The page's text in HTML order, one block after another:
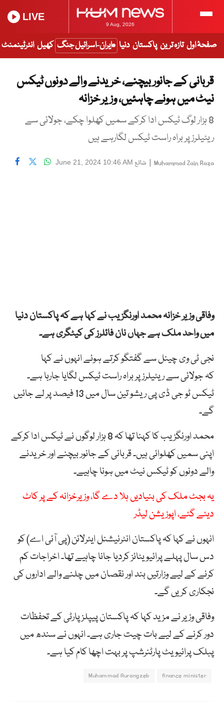
9 Aug, 2026
LIVE
صفحۂ اول تازہ ترین پاکستان دنیا ایران-اسرائیل جنگ کھیل انٹرٹینمنٹ
قربانی کے جانور بیچنے، خریدنے والے دونوں ٹیکس
نیٹ میں ہونے چاہئیں، وزیر خزانہ
8 ہزار لوگ ٹیکس ادا کرکے سمیں کھلوا چکے، جولائی سے
ریٹیلرز پر براہ راست ٹیکس لگارہے ہیں
Muhammad Zain Raza
| شائع June 21, 2024 10:46 AM
وفاقی وزیر خزانہ محمد اورنگزیب نے کہا ہے کہ پاکستان دنیا
میں واحد ملک ہے جہاں نان فائلرز کی کیٹگری ہے۔
نجی ٹی وی چینل سے گفتگو کرتے ہوئے انہوں نے کہا
کہ جولائی سے ریٹیلرز پر براہ راست ٹیکس لگایا جارہا ہے۔
ٹیکس ٹو جی ڈی پی ریشو تین سال میں 13 فیصد پر لے جائیں
گے۔
محمد اورنگزیب کا کہنا تھا کہ 8 ہزار لوگوں نے ٹیکس ادا کرکے
اپنی سمیں کھلوائی ہیں۔ قربانی کے جانور بیچنے اور خریدنے
والے دونوں کو ٹیکس نیٹ میں ہونا چاہیے۔
یہ بجٹ ملک کی بنیادیں ہلا دے گا، وزیرخزانہ کے پر کاٹ
دیئے گئے، اپوزیشن لیڈر
انہوں نے کہا کہ پاکستان انٹرنیشنل ایئرلائن (پی آئی اے) کو
دس سال پہلے پرائیویٹائز کردیا جانا چاہیے تھا۔ اخراجات کم
کرنے کے لیے وزارتیں بند اور نقصان میں چلنے والے اداروں کی
نجکاری کریں گے۔
وفاقی وزیر نے مزید کہا کہ پاکستان پیپلز پارٹی کے تحفظات
دور کرنے کے لیے بات چیت جاری ہے۔ انہوں نے سندھ میں
پبلک پرائیویٹ پارٹنرشپ پر بہت اچھا کام کیا ہے۔
finance minister
Muhammad Aurangzeb